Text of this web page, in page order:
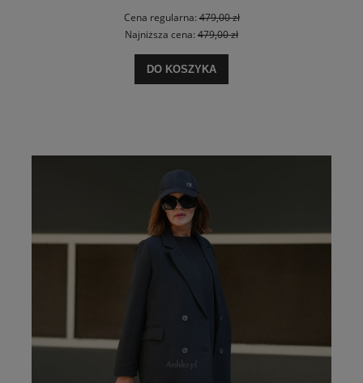
Cena regularna:479,00 zł
Najniższa cena: 479,00 zł
DO KOSZYKA